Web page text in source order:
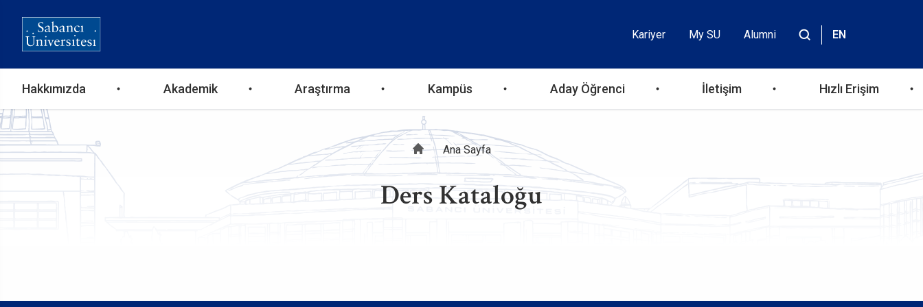
Header
Top
Kariyer My SU
Alumni
EN
Ana
gezinti
menüsü
Hakkımızda Akademik Araştırma Kampüs Aday Öğrenci İletişim Hızlı Erişim
Sayfa
yolu
Ana Sayfa
Ders Kataloğu